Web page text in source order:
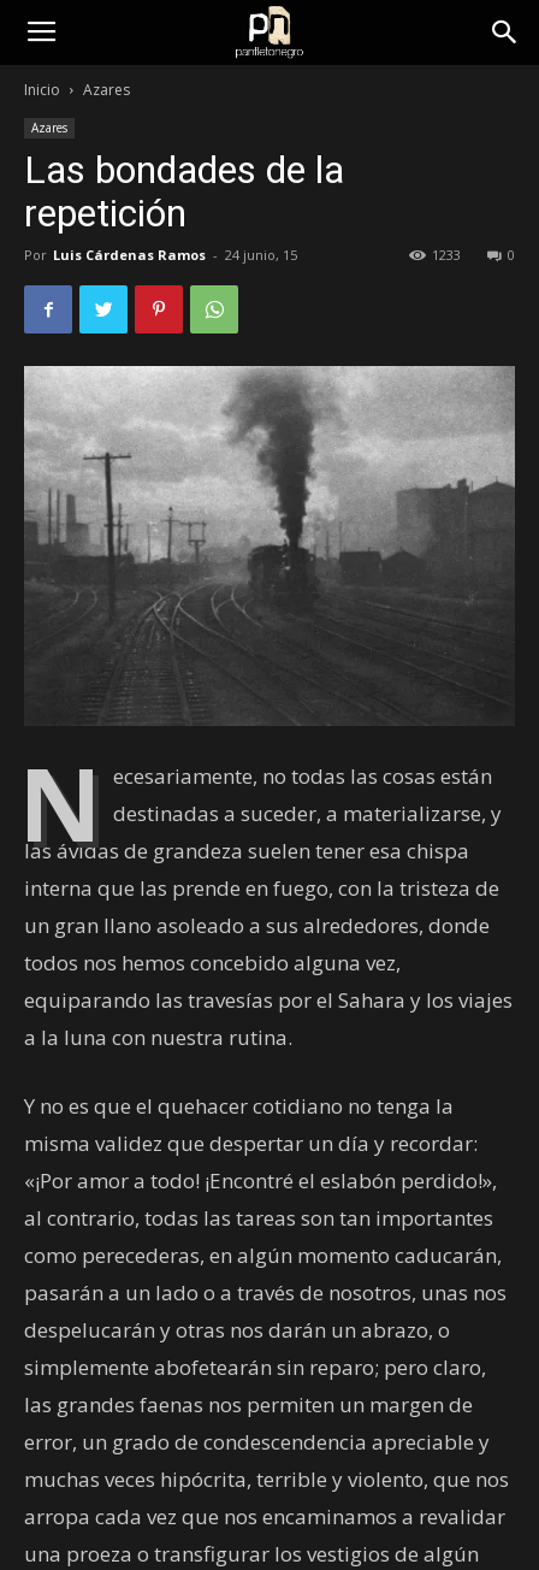
panfletonegro
Inicio Azares
Azares
Las bondades de la
repetición
Por Luis Cárdenas Ramos - 24 junio, 15 0
1233
N ecesariamente, no todas las cosas están
destinadas a suceder, a materializarse, y
las ávidas de grandeza suelen tener esa chispa
interna que las prende en fuego, con la tristeza de
un gran llano asoleado a sus alrededores, donde
todos nos hemos concebido alguna vez,
equiparando las travesías por el Sahara y los viajes
a la luna con nuestra rutina.
Y no es que el quehacer cotidiano no tenga la
misma validez que despertar un día y recordar:
«¡Por amor a todo! ¡Encontré el eslabón perdido!»,
al contrario, todas las tareas son tan importantes
como perecederas, en algún momento caducarán,
pasarán a un lado o a través de nosotros, unas nos
despelucarán y otras nos darán un abrazo, o
simplemente abofetearán sin reparo; pero claro,
las grandes faenas nos permiten un margen de
error, un grado de condescendencia apreciable y
muchas veces hipócrita, terrible y violento, que nos
arropa cada vez que nos encaminamos a revalidar
una proeza o transfigurar los vestigios de algún